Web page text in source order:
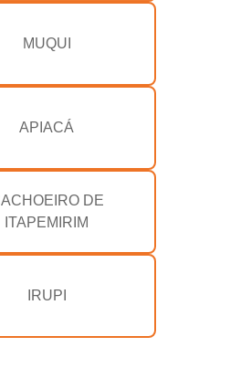
MUQUI
APIACÁ
DE
ITAPEMIRIM
IRUPI